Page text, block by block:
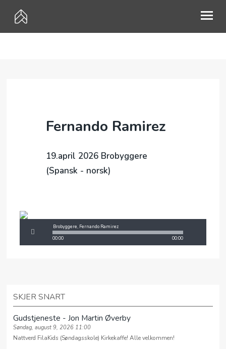
KALENDER
MISJON
MIN SIDE
Fernando Ramirez
19.april 2026 Brobyggere
(Spansk - norsk)
00:00 00:00
Brobyggere, Fernando Ramirez
SKJER SNART
Gudstjeneste - Jon Martin Øverby
Søndag, august 9, 2026 11:00
Nattverd FilaKids (Søndagsskole) Kirkekaffe! Alle velkommen!